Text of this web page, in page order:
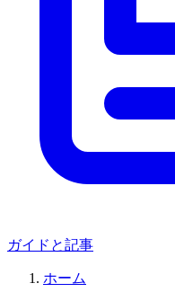
ガイドと記事
ホーム